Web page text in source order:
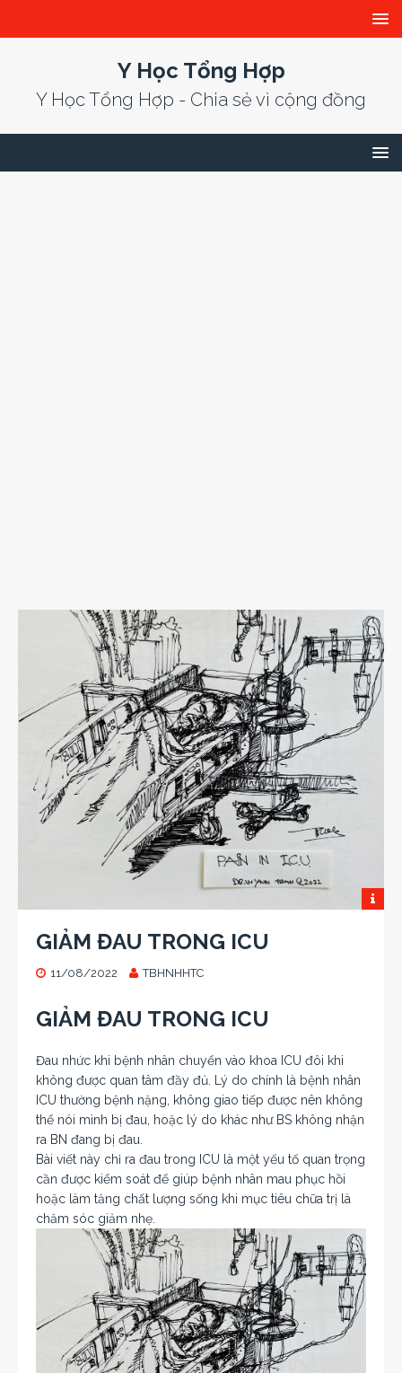
Y Học Tổng Hợp
Y Học Tổng Hợp - Chia sẻ vì cộng đồng
GIẢM ĐAU TRONG ICU
11/08/2022 TBHNHHTC
GIẢM ĐAU TRONG ICU
Đau nhức khi bệnh nhân chuyển vào khoa ICU đôi khi
không được quan tâm đầy đủ. Lý do chính là bệnh nhân
ICU thường bệnh nặng, không giao tiếp được nên không
thể nói mình bị đau, hoặc lý do khác như BS không nhận
ra BN đang bị đau.
Bài viết này chỉ ra đau trong ICU là một yếu tố quan trọng
cần được kiểm soát để giúp bệnh nhân mau phục hồi
hoặc làm tăng chất lượng sống khi mục tiêu chữa trị là
chăm sóc giảm nhẹ.